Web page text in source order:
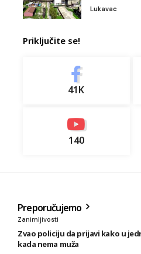
Lukavac
Priključite se!
41K
140
Preporučujemo
Zanimljivosti
Zvao policiju da prijavi kako u
kada nema muža